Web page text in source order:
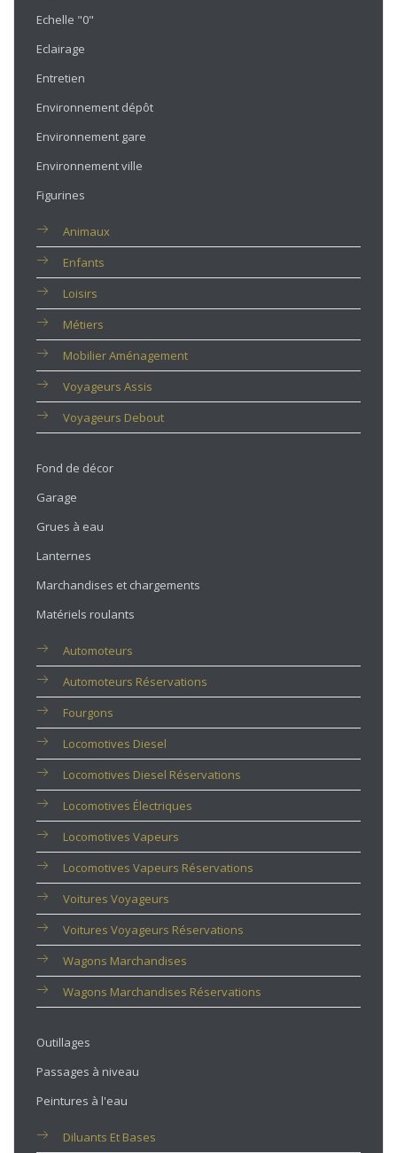
Echelle "0"
Eclairage
Entretien
Environnement dépôt
Environnement gare
Environnement ville
Figurines
Animaux
Enfants
Loisirs
Métiers
Mobilier Aménagement
Voyageurs Assis
Voyageurs Debout
Fond de décor
Garage
Grues à eau
Lanternes
Marchandises et chargements
Matériels roulants
Automoteurs
Automoteurs Réservations
Fourgons
Locomotives Diesel
Locomotives Diesel Réservations
Locomotives Électriques
Locomotives Vapeurs
Locomotives Vapeurs Réservations
Voitures Voyageurs
Voitures Voyageurs Réservations
Wagons Marchandises
Wagons Marchandises Réservations
Outillages
Passages à niveau
Peintures à l'eau
Diluants Et Bases